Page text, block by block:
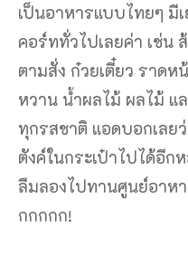
เป็นอาหารแบบไทยๆ มี
คอร์ททั่วไปเลยค่า เช่น
ตามสั่ง ก๋วยเตี๋ยว ราดห
หวาน น้ำผลไม้ ผลไม้ แ
ทุกรสชาติ แอดบอกเลย
ตังค์ในกระเป๋าไปได้อีก
ลืมลองไปทานศูนย์อาห
กกกกก!